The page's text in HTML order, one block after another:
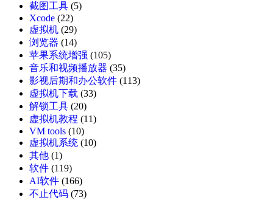
截图工具 (5)
Xcode (22)
虚拟机 (29)
浏览器 (14)
苹果系统增强 (105)
音乐和视频播放器 (35)
影视后期和办公软件 (113)
虚拟机下载 (33)
解锁工具 (20)
虚拟机教程 (11)
VM tools (10)
虚拟机系统 (10)
其他 (1)
软件 (119)
AI软件 (166)
不止代码 (73)